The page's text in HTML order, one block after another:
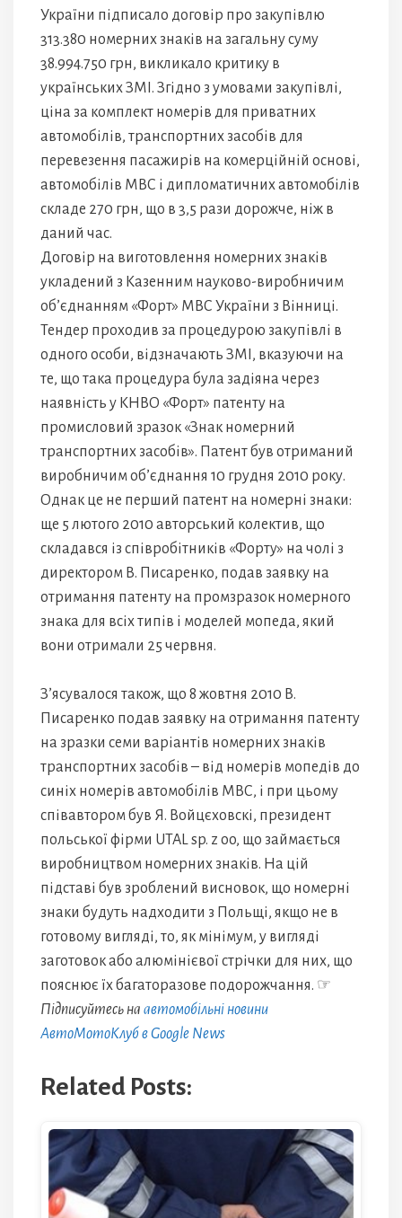
України підписало договір про закупівлю
313.380 номерних знаків на загальну суму
38.994.750 грн, викликало критику в
українських ЗМІ. Згідно з умовами закупівлі,
ціна за комплект номерів для приватних
автомобілів, транспортних засобів для
перевезення пасажирів на комерційній основі,
автомобілів МВС і дипломатичних автомобілів
складе 270 грн, що в 3,5 рази дорожче, ніж в
даний час.
Договір на виготовлення номерних знаків
укладений з Казенним науково-виробничим
об’єднанням «Форт» МВС України з Вінниці.
Тендер проходив за процедурою закупівлі в
одного особи, відзначають ЗМІ, вказуючи на
те, що така процедура була задіяна через
наявність у КНВО «Форт» патенту на
промисловий зразок «Знак номерний
транспортних засобів». Патент був отриманий
виробничим об’єднання 10 грудня 2010 року.
Однак це не перший патент на номерні знаки:
ще 5 лютого 2010 авторський колектив, що
складався із співробітників «Форту» на чолі з
директором В. Писаренко, подав заявку на
отримання патенту на промзразок номерного
знака для всіх типів і моделей мопеда, який
вони отримали 25 червня.
З’ясувалося також, що 8 жовтня 2010 В.
Писаренко подав заявку на отримання патенту
на зразки семи варіантів номерних знаків
транспортних засобів – від номерів мопедів до
синіх номерів автомобілів МВС, і при цьому
співавтором був Я. Войцєховскі, президент
польської фірми UTAL sp. z oo, що займається
виробництвом номерних знаків. На цій
підставі був зроблений висновок, що номерні
знаки будуть надходити з Польщі, якщо не в
готовому вигляді, то, як мінімум, у вигляді
заготовок або алюмінієвої стрічки для них, що
пояснює їх багаторазове подорожчання. ☞
Підписуйтесь на автомобільні новини
АвтоМотоКлуб в Google News
Related Posts: